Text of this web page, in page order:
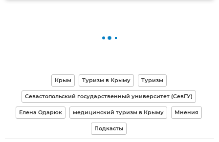
Крым Туризм в Крыму Туризм
Севастопольский государственный университет (СевГУ)
Елена Одарюк медицинский туризм в Крыму Мнения
Подкасты